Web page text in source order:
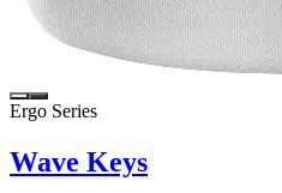
Ergo Series
Wave Keys